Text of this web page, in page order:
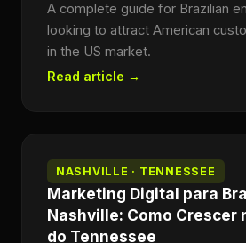
A complete guide for Brazilian
looking to attract American
in the US market.
Read article →
NASHVILLE · TENNESSEE
Marketing Digital para
Nashville: Como Crescer
do Tennessee